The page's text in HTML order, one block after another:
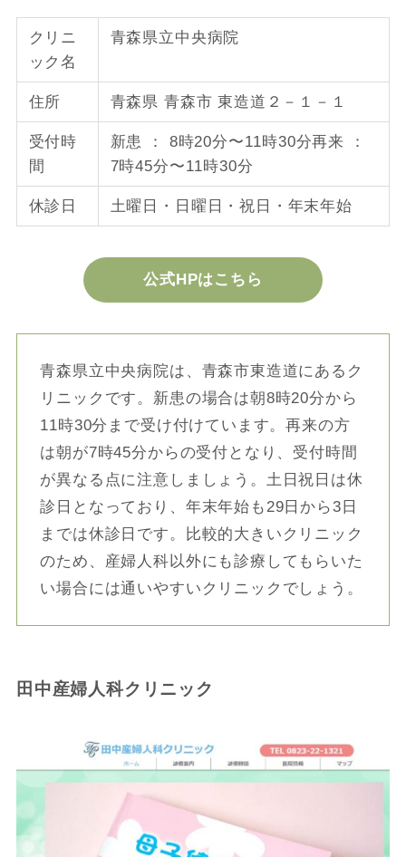
クリニ
ック名
青森県立中央病院
住所 青森県 青森市 東造道２－１－１
受付時
間
新患 ： 8時20分〜11時30分再来 ：
7時45分〜11時30分
休診日 土曜日・日曜日・祝日・年末年始
公式HPはこちら
青森県立中央病院は、青森市東造道にあるク
リニックです。新患の場合は朝8時20分から
11時30分まで受け付けています。再来の方
は朝が7時45分からの受付となり、受付時間
が異なる点に注意しましょう。土日祝日は休
診日となっており、年末年始も29日から3日
までは休診日です。比較的大きいクリニック
のため、産婦人科以外にも診療してもらいた
い場合には通いやすいクリニックでしょう。
田中産婦人科クリニック